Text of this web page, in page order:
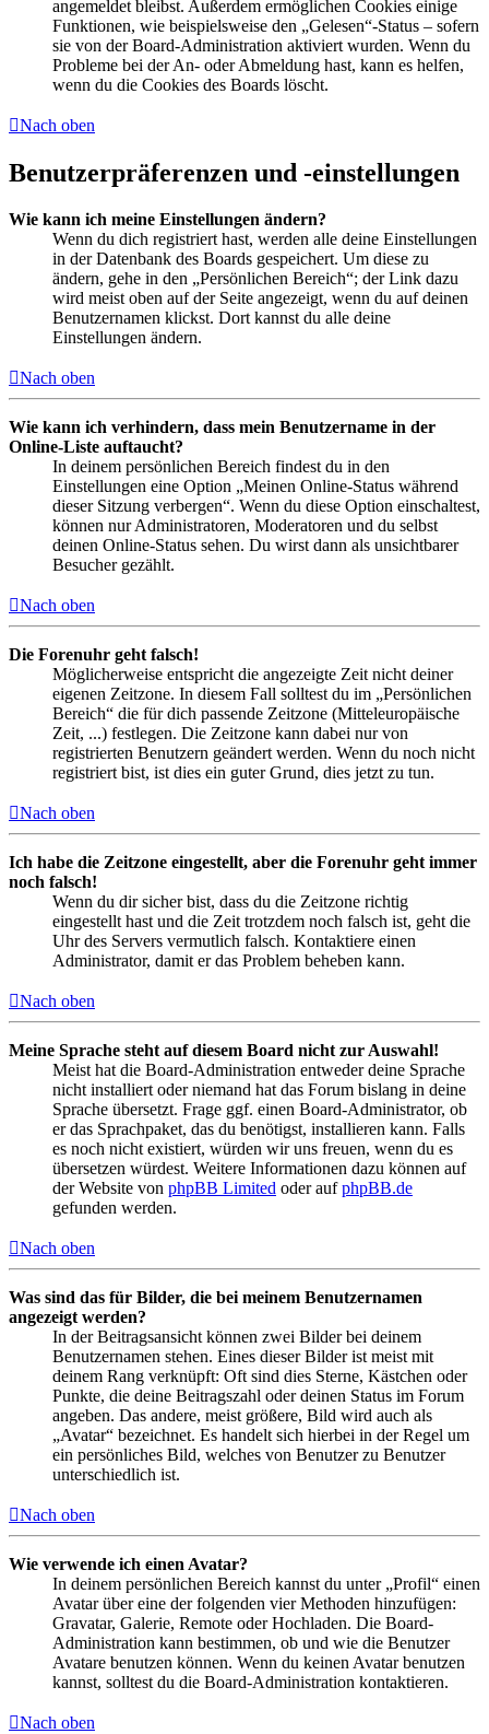
angemeldet bleibst. Außerdem ermöglichen Cookies einige
Funktionen, wie beispielsweise den „Gelesen“-Status – sofern
sie von der Board-Administration aktiviert wurden. Wenn du
Probleme bei der An- oder Abmeldung hast, kann es helfen,
wenn du die Cookies des Boards löscht.
Nach oben
Benutzerpräferenzen und -einstellungen
Wie kann ich meine Einstellungen ändern?
Wenn du dich registriert hast, werden alle deine Einstellungen
in der Datenbank des Boards gespeichert. Um diese zu
ändern, gehe in den „Persönlichen Bereich“; der Link dazu
wird meist oben auf der Seite angezeigt, wenn du auf deinen
Benutzernamen klickst. Dort kannst du alle deine
Einstellungen ändern.
Nach oben
Wie kann ich verhindern, dass mein Benutzername in der
Online-Liste auftaucht?
In deinem persönlichen Bereich findest du in den
Einstellungen eine Option „Meinen Online-Status während
dieser Sitzung verbergen“. Wenn du diese Option einschaltest,
können nur Administratoren, Moderatoren und du selbst
deinen Online-Status sehen. Du wirst dann als unsichtbarer
Besucher gezählt.
Nach oben
Die Forenuhr geht falsch!
Möglicherweise entspricht die angezeigte Zeit nicht deiner
eigenen Zeitzone. In diesem Fall solltest du im „Persönlichen
Bereich“ die für dich passende Zeitzone (Mitteleuropäische
Zeit, ...) festlegen. Die Zeitzone kann dabei nur von
registrierten Benutzern geändert werden. Wenn du noch nicht
registriert bist, ist dies ein guter Grund, dies jetzt zu tun.
Nach oben
Ich habe die Zeitzone eingestellt, aber die Forenuhr geht immer
noch falsch!
Wenn du dir sicher bist, dass du die Zeitzone richtig
eingestellt hast und die Zeit trotzdem noch falsch ist, geht die
Uhr des Servers vermutlich falsch. Kontaktiere einen
Administrator, damit er das Problem beheben kann.
Nach oben
Meine Sprache steht auf diesem Board nicht zur Auswahl!
Meist hat die Board-Administration entweder deine Sprache
nicht installiert oder niemand hat das Forum bislang in deine
Sprache übersetzt. Frage ggf. einen Board-Administrator, ob
er das Sprachpaket, das du benötigst, installieren kann. Falls
es noch nicht existiert, würden wir uns freuen, wenn du es
übersetzen würdest. Weitere Informationen dazu können auf
der Website von phpBB Limited oder aufphpBB.de
gefunden werden.
Nach oben
Was sind das für Bilder, die bei meinem Benutzernamen
angezeigt werden?
In der Beitragsansicht können zwei Bilder bei deinem
Benutzernamen stehen. Eines dieser Bilder ist meist mit
deinem Rang verknüpft: Oft sind dies Sterne, Kästchen oder
Punkte, die deine Beitragszahl oder deinen Status im Forum
angeben. Das andere, meist größere, Bild wird auch als
„Avatar“ bezeichnet. Es handelt sich hierbei in der Regel um
ein persönliches Bild, welches von Benutzer zu Benutzer
unterschiedlich ist.
Nach oben
Wie verwende ich einen Avatar?
In deinem persönlichen Bereich kannst du unter „Profil“ einen
Avatar über eine der folgenden vier Methoden hinzufügen:
Gravatar, Galerie, Remote oder Hochladen. Die Board-
Administration kann bestimmen, ob und wie die Benutzer
Avatare benutzen können. Wenn du keinen Avatar benutzen
kannst, solltest du die Board-Administration kontaktieren.
Nach oben